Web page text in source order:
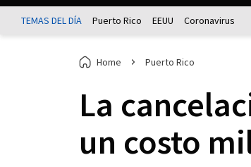
TEMAS DEL DÍA Puerto Rico EEUU Coronavirus
Home Puerto Rico
La
un costo